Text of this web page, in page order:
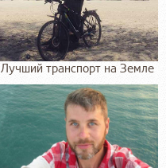
Лучший транспорт на Земле